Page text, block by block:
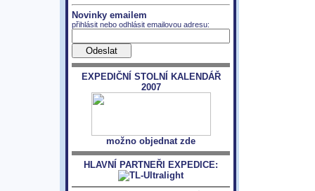
Novinky emailem
přihlásit nebo odhlásit emailovou adresu:
EXPEDIČNÍ STOLNÍ KALENDÁŘ
2007
možno objednat zde
HLAVNÍ PARTNEŘI EXPEDICE: